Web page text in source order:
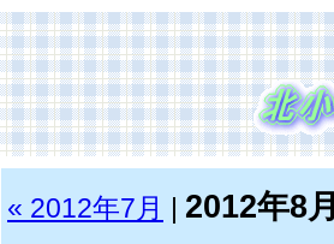
« 2012年7月 2012年8